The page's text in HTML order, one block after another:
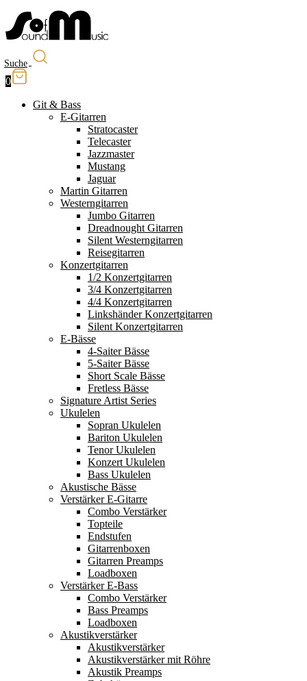
Suche
0
Git & Bass
E-Gitarren
Stratocaster
Telecaster
Jazzmaster
Mustang
Jaguar
Martin Gitarren
Westerngitarren
Jumbo Gitarren
Dreadnought Gitarren
Silent Westerngitarren
Reisegitarren
Konzertgitarren
1/2 Konzertgitarren
3/4 Konzertgitarren
4/4 Konzertgitarren
Linkshänder Konzertgitarren
Silent Konzertgitarren
E-Bässe
4-Saiter Bässe
5-Saiter Bässe
Short Scale Bässe
Fretless Bässe
Signature Artist Series
Ukulelen
Sopran Ukulelen
Bariton Ukulelen
Tenor Ukulelen
Konzert Ukulelen
Bass Ukulelen
Akustische Bässe
Verstärker E-Gitarre
Combo Verstärker
Topteile
Endstufen
Gitarrenboxen
Gitarren Preamps
Loadboxen
Verstärker E-Bass
Combo Verstärker
Bass Preamps
Loadboxen
Akustikverstärker
Akustikverstärker
Akustikverstärker mit Röhre
Akustik Preamps